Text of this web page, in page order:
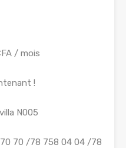
/ mois
!
N005
70 70 /78 758 04 04 /78